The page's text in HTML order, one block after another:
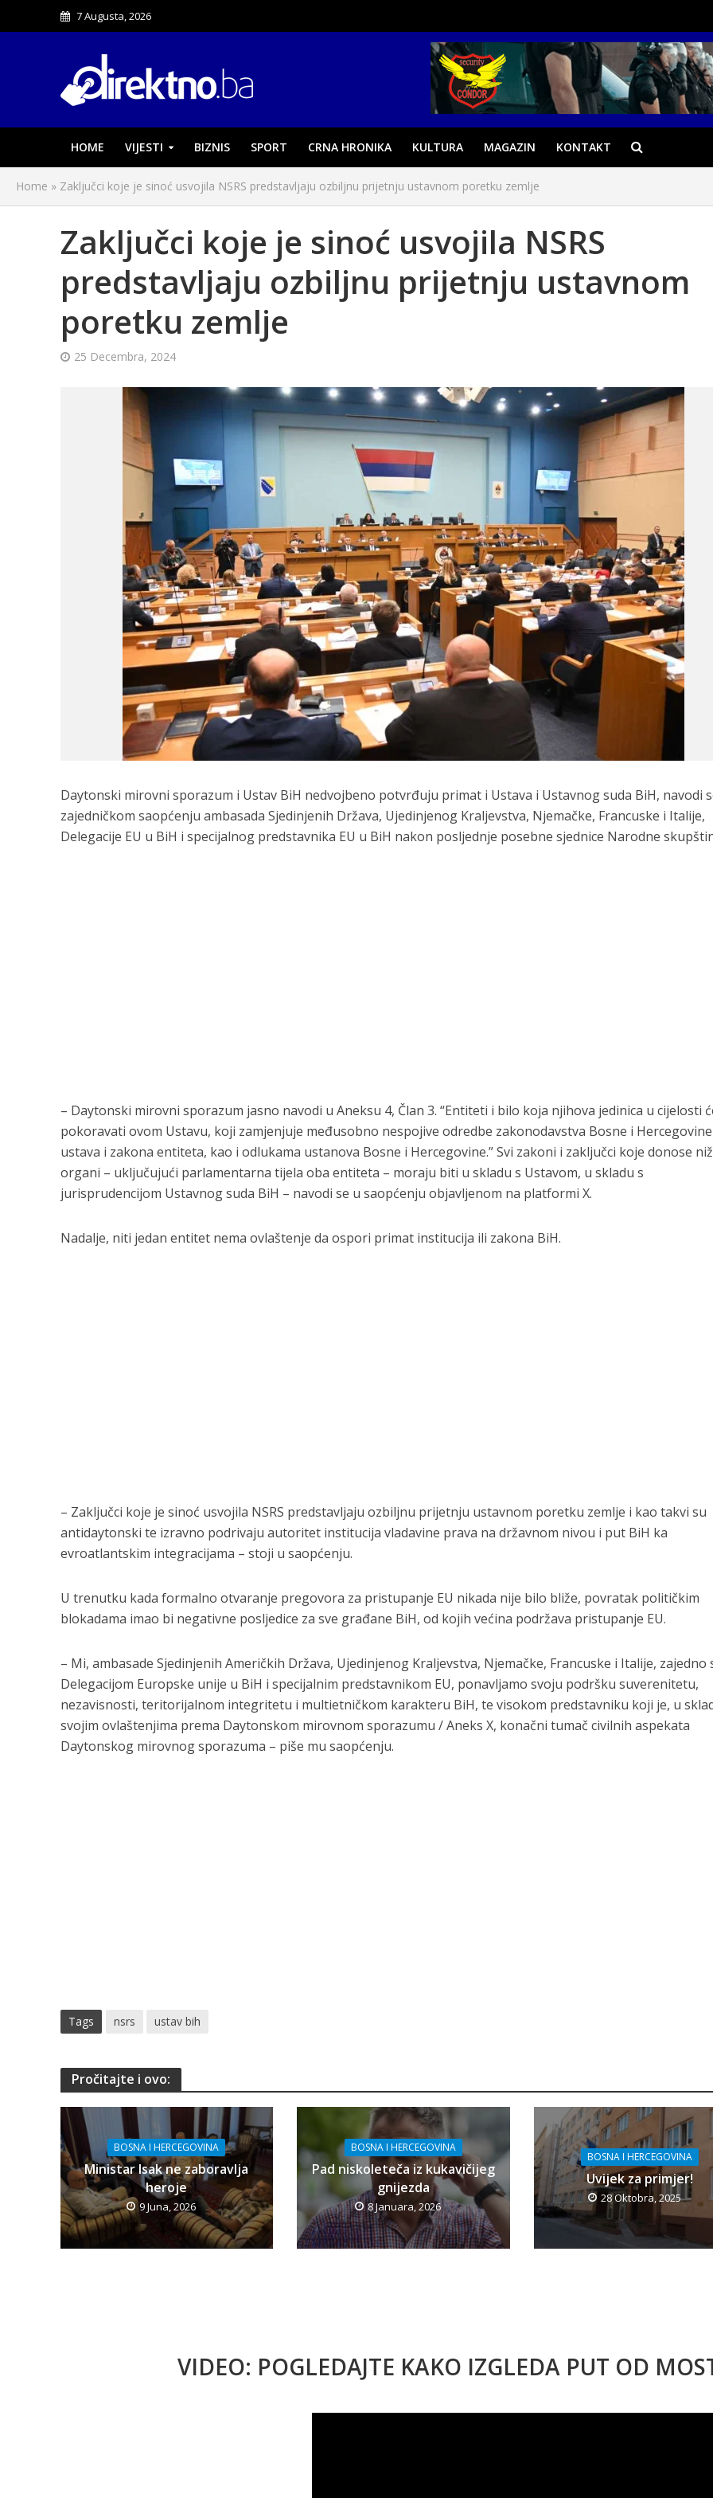
7 Augusta, 2026
HOME VIJESTI BIZNIS SPORT CRNA HRONIKA KULTURA MAGAZIN KONTAKT
Home » Zaključci koje je sinoć usvojila NSRS predstavljaju ozbiljnu prijetnju ustavnom poretku zemlje
Zaključci koje je sinoć usvojila NSRS
predstavljaju ozbiljnu prijetnju ustavnom
poretku zemlje
25 Decembra, 2024
Daytonski mirovni sporazum i Ustav BiH nedvojbeno potvrđuju primat i Ustava i Ustavnog suda BiH, navodi
zajedničkom saopćenju ambasada Sjedinjenih Država, Ujedinjenog Kraljevstva, Njemačke, Francuske i Italije,
Delegacije EU u BiH i specijalnog predstavnika EU u BiH nakon posljednje posebne sjednice Narodne
– Daytonski mirovni sporazum jasno navodi u Aneksu 4, Član 3. “Entiteti i bilo koja njihova jedinica u cijelosti
pokoravati ovom Ustavu, koji zamjenjuje međusobno nespojive odredbe zakonodavstva Bosne i
ustava i zakona entiteta, kao i odlukama ustanova Bosne i Hercegovine.” Svi zakoni i zaključci koje donose
organi – uključujući parlamentarna tijela oba entiteta – moraju biti u skladu s Ustavom, u skladu s
jurisprudencijom Ustavnog suda BiH – navodi se u saopćenju objavljenom na platformi X.
Nadalje, niti jedan entitet nema ovlaštenje da ospori primat institucija ili zakona BiH.
– Zaključci koje je sinoć usvojila NSRS predstavljaju ozbiljnu prijetnju ustavnom poretku zemlje i kao takvi su
antidaytonski te izravno podrivaju autoritet institucija vladavine prava na državnom nivou i put BiH ka
evroatlantskim integracijama – stoji u saopćenju.
U trenutku kada formalno otvaranje pregovora za pristupanje EU nikada nije bilo bliže, povratak političkim
blokadama imao bi negativne posljedice za sve građane BiH, od kojih većina podržava pristupanje EU.
– Mi, ambasade Sjedinjenih Američkih Država, Ujedinjenog Kraljevstva, Njemačke, Francuske i Italije, zajedno
Delegacijom Europske unije u BiH i specijalnim predstavnikom EU, ponavljamo svoju podršku suverenitetu,
nezavisnosti, teritorijalnom integritetu i multietničkom karakteru BiH, te visokom predstavniku koji je, u
svojim ovlaštenjima prema Daytonskom mirovnom sporazumu / Aneks X, konačni tumač civilnih aspekata
Daytonskog mirovnog sporazuma – piše mu saopćenju.
Tags nsrs ustav bih
Pročitajte i ovo:
BOSNA I HERCEGOVINA
Ministar Isak ne zaboravlja
heroje
9 Juna, 2026
BOSNA I HERCEGOVINA
Pad niskoleteča iz kukavičijeg
gnijezda
8 Januara, 2026
BOSNA I HERCEGOVINA
Uvijek za primjer!
28 Oktobra, 2025
VIDEO: POGLEDAJTE KAKO IZGLEDA PUT OD